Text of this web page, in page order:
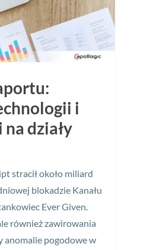
i
działy
stracił około miliard
blokadzie Kanału
Ever Given.
również zawirowania
anomalie pogodowe w